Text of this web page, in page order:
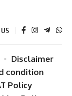
Disclaimer
condition
Policy